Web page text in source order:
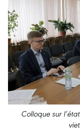
Colloque sur